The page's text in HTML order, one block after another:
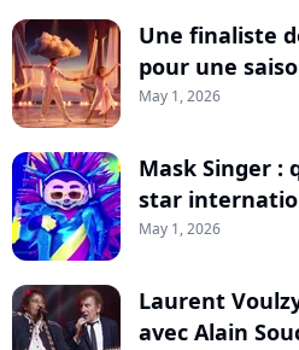
Une finaliste
pour une
May 1, 2026
Mask Singer :
star
May 1, 2026
Laurent
avec Alain